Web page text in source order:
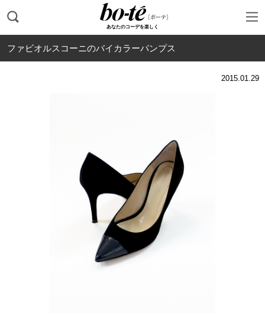
あなたのコーデを楽しく
ファビオルスコーニのバイカラーパンプス
2015.01.29